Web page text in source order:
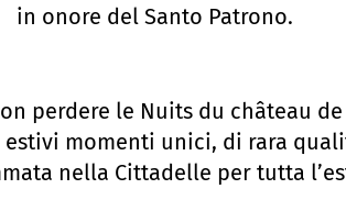
in onore del Santo Patrono.
perdere le Nuits du château
momenti unici, di rara
nella Cittadelle per tutta